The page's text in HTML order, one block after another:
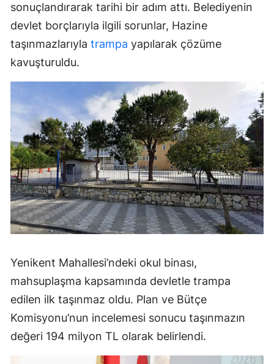
sonuçlandırarak tarihi bir adım attı. Belediyenin
devlet borçlarıyla ilgili sorunlar, Hazine
taşınmazlarıyla trampa yapılarak çözüme
kavuşturuldu.
Yenikent Mahallesi’ndeki okul binası,
mahsuplaşma kapsamında devletle trampa
edilen ilk taşınmaz oldu. Plan ve Bütçe
Komisyonu’nun incelemesi sonucu taşınmazın
değeri 194 milyon TL olarak belirlendi.